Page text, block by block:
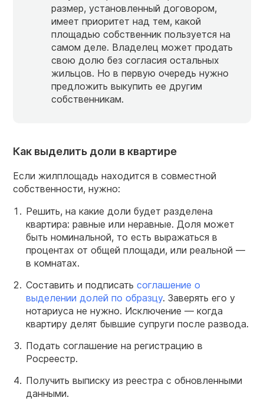
размер, установленный договором,
имеет приоритет над тем, какой
площадью собственник пользуется на
самом деле. Владелец может продать
свою долю без согласия остальных
жильцов. Но в первую очередь нужно
предложить выкупить ее другим
собственникам.
Как выделить доли в квартире
Если жилплощадь находится в совместной
собственности, нужно:
Решить, на какие доли будет разделена
квартира: равные или неравные. Доля может
быть номинальной, то есть выражаться в
процентах от общей площади, или реальной —
в комнатах.
Составить и подписать соглашение о
выделении долей по образцу. Заверять его у
нотариуса не нужно. Исключение — когда
квартиру делят бывшие супруги после развода.
Подать соглашение на регистрацию в
Росреестр.
Получить выписку из реестра с обновленными
данными.